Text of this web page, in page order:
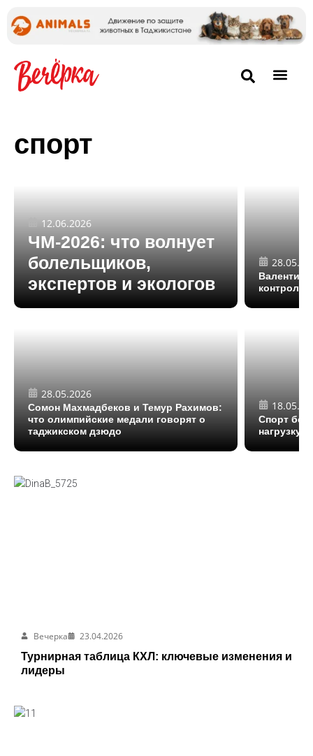
спорт
12.06.2026
ЧМ-2026: что волнует
болельщиков,
экспертов и экологов
28.05.2026
Сомон Махмадбеков и Темур Рахимов:
что олимпийские медали говорят о
таджикском дзюдо
контроля
Спорт без
нагрузку
Вечерка
23.04.2026
Турнирная таблица КХЛ: ключевые изменения и
лидеры